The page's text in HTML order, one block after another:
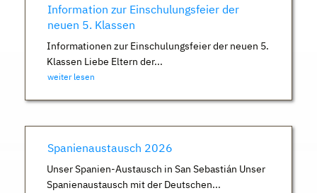
Information zur Einschulungsfeier der
neuen 5. Klassen
Informationen zur Einschulungsfeier der neuen 5.
Klassen Liebe Eltern der...
weiter lesen
Spanienaustausch 2026
Unser Spanien-Austausch in San Sebastián Unser
Spanienaustausch mit der Deutschen...